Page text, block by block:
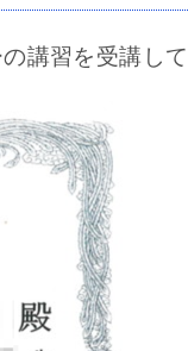
講習を受講し